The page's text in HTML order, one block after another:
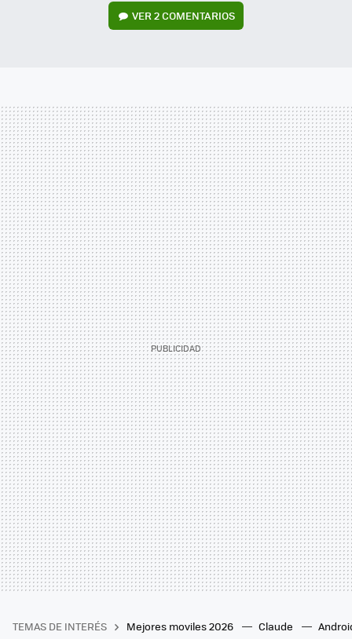
VER2 COMENTARIOS
TEMAS DE INTERÉS Mejores moviles 2026 Claude